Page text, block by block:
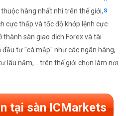
hàng nhất nhì trên thế giới,
cực thấp và tốc độ khớp lệnh cực
sàn giao dịch Forex và tài
tư "cá mập" như các ngân hàng,
lâu năm,... trên thế giới chọn làm nơi
tại sàn ICMarkets